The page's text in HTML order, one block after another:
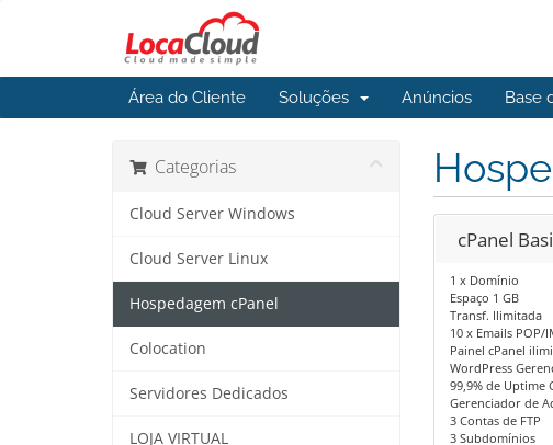
Área do Cliente Soluções Anúncios Base
Categorias
Cloud Server Windows
Cloud Server Linux
Hospedagem cPanel
Colocation
Servidores Dedicados
LOJA VIRTUAL
cPanel
1 x Domínio
Espaço 1 GB
Transf. Ilimitada
10 x Emails POP/
Painel cPanel
WordPress
99,9% de Uptime
Gerenciador de
3 Contas de FTP
3 Subdomínios